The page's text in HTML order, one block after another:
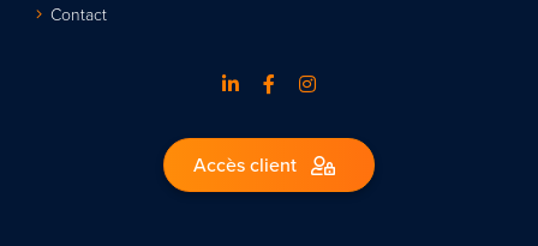
Contact
Accès client